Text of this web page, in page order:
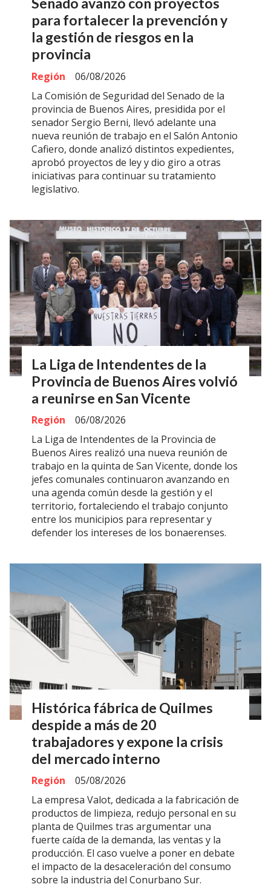
para fortalecer la prevención y
la gestión de riesgos en la
provincia
Región
06/08/2026
La Comisión de Seguridad del Senado de la
provincia de Buenos Aires, presidida por el
senador Sergio Berni, llevó adelante una
nueva reunión de trabajo en el Salón Antonio
Cafiero, donde analizó distintos expedientes,
aprobó proyectos de ley y dio giro a otras
iniciativas para continuar su tratamiento
legislativo.
La Liga de Intendentes de la
Provincia de Buenos Aires volvió
a reunirse en San Vicente
Región
06/08/2026
La Liga de Intendentes de la Provincia de
Buenos Aires realizó una nueva reunión de
trabajo en la quinta de San Vicente, donde los
jefes comunales continuaron avanzando en
una agenda común desde la gestión y el
territorio, fortaleciendo el trabajo conjunto
entre los municipios para representar y
defender los intereses de los bonaerenses.
Histórica fábrica de Quilmes
despide a más de 20
trabajadores y expone la crisis
del mercado interno
Región
05/08/2026
La empresa Valot, dedicada a la fabricación de
productos de limpieza, redujo personal en su
planta de Quilmes tras argumentar una
fuerte caída de la demanda, las ventas y la
producción. El caso vuelve a poner en debate
el impacto de la desaceleración del consumo
sobre la industria del Conurbano Sur.